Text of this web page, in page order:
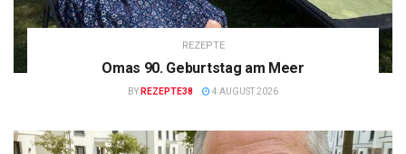
REZEPTE
Omas 90. Geburtstag am Meer
BY REZEPTE38 4 AUGUST 2026